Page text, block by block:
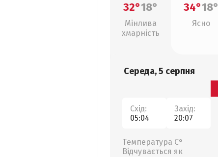
32°18°
Мінлива
хмарність
34°18°
Ясно
Середа, 5 серпня
Схід:
05:04
Захід:
20:07
Температура С°
Відчувається як